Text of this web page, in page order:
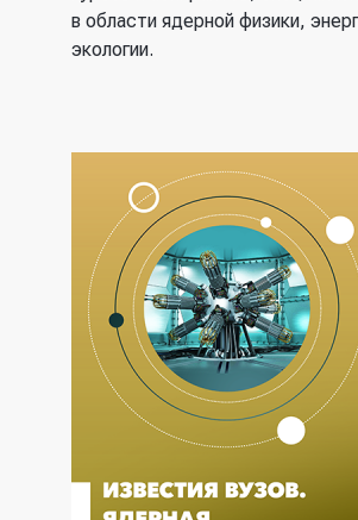
в области ядерной физики,
экологии.